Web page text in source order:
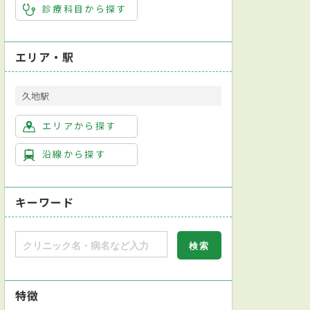
診療科目から探す
エリア・駅
久地駅
エリアから探す
沿線から探す
キーワード
特徴